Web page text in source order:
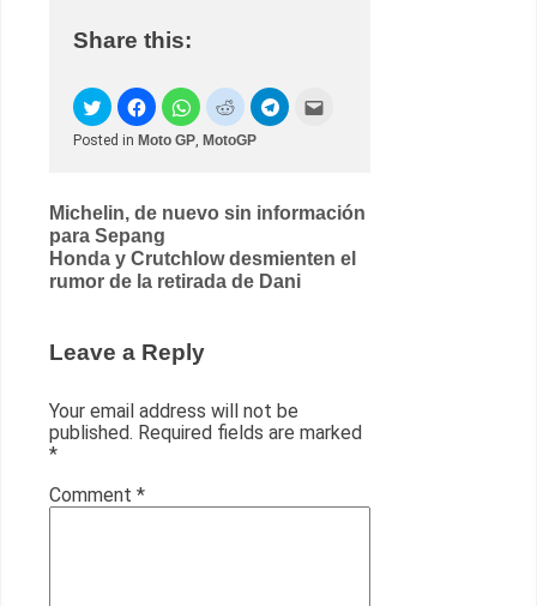
Share this:
Posted in Moto GP, MotoGP
Post
navigation
Michelin, de nuevo sin información
para Sepang
Honda y Crutchlow desmienten el
rumor de la retirada de Dani
Leave a Reply
Your email address will not be
published. Required fields are marked
*
Comment *